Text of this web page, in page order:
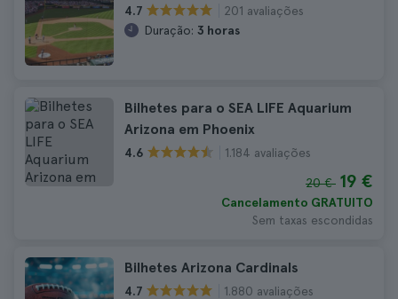
4.7
201 avaliações
Duração: 3 horas
Bilhetes para o SEA LIFE Aquarium
Arizona em Phoenix
4.6 1.184 avaliações
20 € 19 €
Cancelamento GRATUITO
Sem taxas escondidas
Bilhetes Arizona Cardinals
4.7
1.880 avaliações